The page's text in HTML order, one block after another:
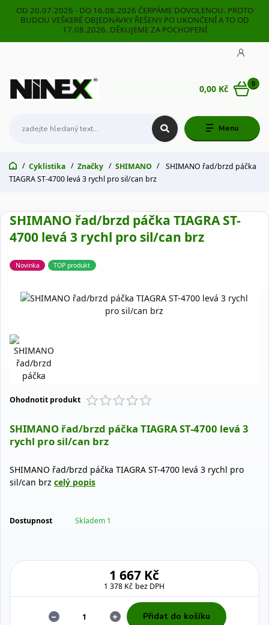
OD 20.07.2026 - DO 16.08.2026 ČERPÁME DOVOLENOU. PROTO
BUDOU VEŠKERÉ OBJEDNÁVKY ŘEŠENY PO UKONČENÍ A TO OD
17.08.2026. DĚKUJEME ZA POCHOPENÍ
Menu
0
0,00 Kč
Cyklistika Značky SHIMANO
SHIMANO řad/brzd páčka
TIAGRA ST-4700 levá 3 rychl pro sil/can brz
SHIMANO řad/brzd páčka TIAGRA ST-
4700 levá 3 rychl pro sil/can brz
Novinka TOP produkt
Ohodnotit produkt
SHIMANO řad/brzd páčka TIAGRA ST-4700 levá 3
rychl pro sil/can brz
SHIMANO řad/brzd páčka TIAGRA ST-4700 levá 3 rychl pro
sil/can brz celý popis
Dostupnost Skladem 1
1 667 Kč
1 378 Kč bez DPH
Přidat do košíku